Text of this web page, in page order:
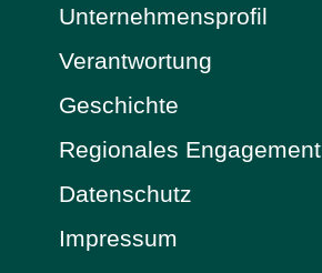
Unternehmensprofil
Verantwortung
Geschichte
Regionales Engagement
Datenschutz
Impressum